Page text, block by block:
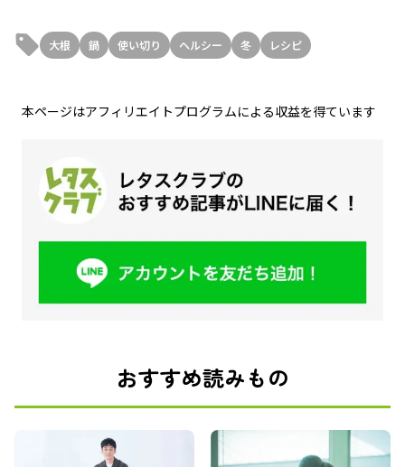
大根 鍋 使い切り ヘルシー 冬 レシピ
本ページはアフィリエイトプログラムによる収益を得ています
おすすめ読みもの